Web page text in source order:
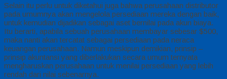
Selain itu perlu untuk diketahui juga bahwa perusahaan distributor
pada umumnya akan mengelola persediaan mereka dengan baik,
untuk kemudian dijadikan sebagai aset bernilai pada akun biaya.
Itu berarti, apabila sebuah perusahaan membayar sebesar $500,
maka nanti akan tercatat sebagai persediaan pada neraca
keuangan perusahaan. Namun meskipun demikian, prinsip –
prinsip akuntansi yang diberlakukan secara umum ternyata
mengharuskan perusahaan untuk menilai persediaan yang lebih
rendah dari nilai sebenarnya.